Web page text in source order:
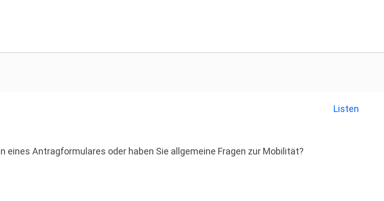
Listen
eines Antragformulares oder haben Sie allgemeine Fragen zur Mobilität?